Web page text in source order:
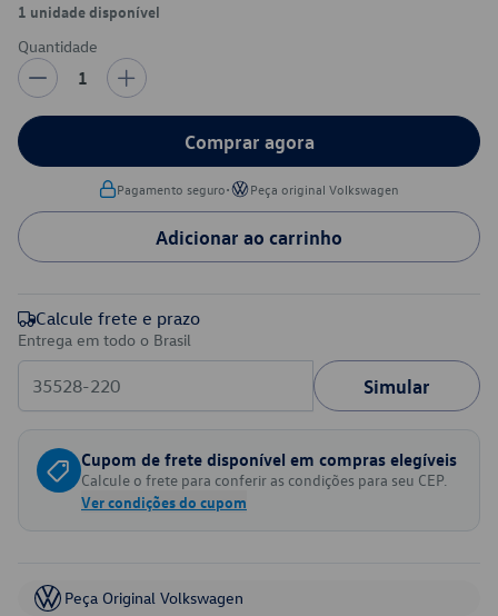
1 unidade disponível
Quantidade
1
Comprar agora
Pagamento seguro• Peça original Volkswagen
Adicionar ao carrinho
Calcule frete e prazo
Entrega em todo o Brasil
Simular
Cupom de frete disponível em compras elegíveis
Calcule o frete para conferir as condições para seu CEP.
Ver condições do cupom
Peça Original Volkswagen